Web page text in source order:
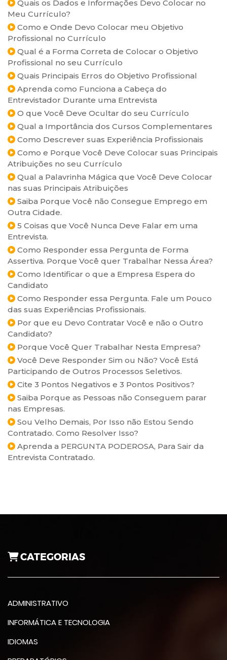
Quais os Dados e Informações Devo Colocar no
Meu Currículo?
Como e Onde Devo Colocar meu Objetivo
Profissional no Currículo
Qual é a Forma Correta de Colocar o Objetivo
Profissional no seu Currículo
Quais Principais Erros do Objetivo Profissional
Aprenda como Funciona a Cabeça do
Entrevistador Durante uma Entrevista
O que Você Deve Ocultar do seu Currículo
Qual a Importância dos Cursos Complementares
Como Descrever suas Experiência Profissionais
Como e Porque Você Deve Colocar suas Principais
Atribuições no seu Currículo
Qual a Palavrinha Mágica que Você Deve Colocar
nas suas Principais Atribuições
Saiba Porque Você não Consegue Emprego em
Outra Cidade.
5 Coisas que Você Nunca Deve Falar em uma
Entrevista.
Como Responder essa Pergunta de Forma
Assertiva. Porque Você quer Trabalhar Nessa Área?
Como Identificar o que a Empresa Espera do
Candidato
Como Responder essa Pergunta. Fale um Pouco
das suas Experiências Profissionais.
Por que eu Devo Contratar Você e não o Outro
Candidato?
Porque Você Quer Trabalhar Nesta Empresa?
Você Deve Responder Sim ou Não? Você Está
Participando de Outros Processos Seletivos.
Cite 3 Pontos Negativos e 3 Pontos Positivos?
Saiba Porque as Pessoas não Conseguem parar
nas Empresas.
Sou Velho Demais, Por Isso não Estou Sendo
Contratado. Como Resolver Isso?
Aprenda a PERGUNTA PODEROSA, Para Sair da
Entrevista Contratado.
CATEGORIAS
ADMINISTRATIVO
INFORMÁTICA E TECNOLOGIA
IDIOMAS